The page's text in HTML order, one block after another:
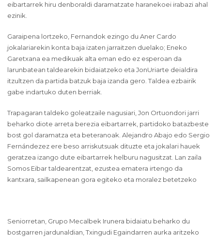
eibartarrek hiru denboraldi daramatzate haranekoei irabazi ahal
ezinik.
Garaipena lortzeko, Fernandok ezingo du Aner Cardo
jokalariarekin konta baja izaten jarraitzen duelako; Eneko
Garetxana ea medikuak alta eman edo ez esperoan da
larunbatean taldearekin bidaiatzeko eta JonUriarte deialdira
itzultzen da partida batzuk baja izanda gero. Taldea ezbairik
gabe indartuko duten berriak.
Trapagaran taldeko goleatzaile nagusiari, Jon Ortuondori jarri
beharko diote arreta berezia eibartarrek, partidoko batazbeste
bost gol daramatza eta beteranoak. Alejandro Abajo edo Sergio
Fernándezez ere beso arriskutsuak dituzte eta jokalari hauek
geratzea izango dute eibartarrek helburu nagusitzat. Lan zaila
Somos Eibar taldearentzat, ezustea ematera irtengo da
kantxara, sailkapenean gora egiteko eta moralez betetzeko
Seniorretan, Grupo Mecalbek Irunera bidaiatu beharko du
bostgarren jardunaldian, Txingudi Egaindarren aurka aritzeko